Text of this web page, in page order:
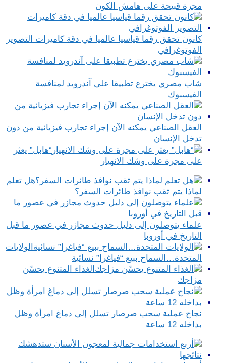
مجرة قبيحة على هامش الكون
كانون تحقق رقما قياسيا عالميا في دقة كاميرات التصوير
الفوتوغرافي
شاب مصري يخترع تطبيقا على آندرويد لمنافسة
الفيسبوك
العقل الصناعي يمكنه الآن إجراء تجارب فيزيائية من دون
تدخل الإنسان
“هابل” يعثر
على مجرة على وشك الانهيار
هل تعلم
لماذا يتم ثقب نوافذ طائرات السفر؟
علماء يتوصلون إلى دليل حدوث مجازر في عصور ما قبل
التاريخ في أوروبا
الولايات
المتحدة…السماح ببيع “فياغرا” نسائية
الغذاء المتنوع يحسّن
مزاجك
نجاح عملية سحب صرصار تسلل إلى دماغ امرأة وظل
بداخله 12 ساعة